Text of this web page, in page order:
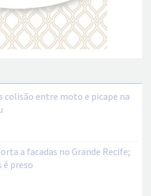
colisão entre moto e picape na
a facadas no Grande Recife;
é preso